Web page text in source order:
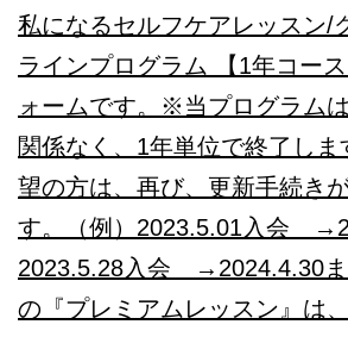
私になるセルフケアレッスン/
ラインプログラム 【1年コー
ォームです。※当プログラム
関係なく、1年単位で終了し
望の方は、再び、更新手続き
す。（例）2023.5.01入会
2023.5.28入会 →2024.4.30ま
の『プレミアムレッスン』は